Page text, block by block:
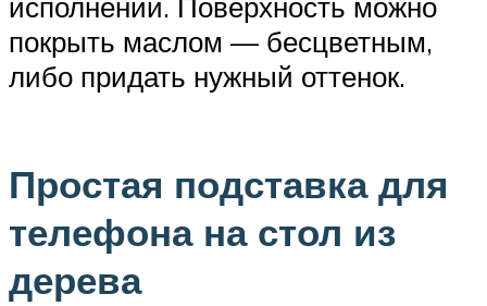
исполнении. Поверхность можно
покрыть маслом — бесцветным,
либо придать нужный оттенок.
Простая подставка для
телефона на стол из
дерева